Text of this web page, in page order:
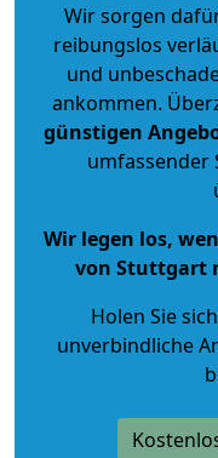
Wir sorgen
reibungslos
und
ankommen.
günstigen
umfassender
Wir legen los,
von Stuttgart
Holen Sie
unverbindliche